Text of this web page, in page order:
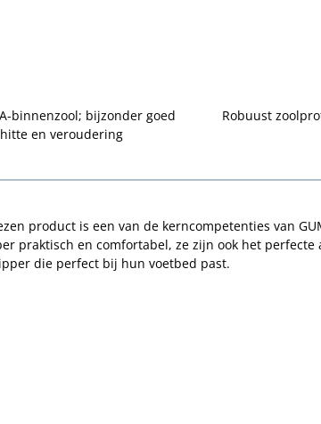
binnenzool; bijzonder goed
en veroudering
Robuust
product is een van de kerncompetenties van
praktisch en comfortabel, ze zijn ook het
die perfect bij hun voetbed past.